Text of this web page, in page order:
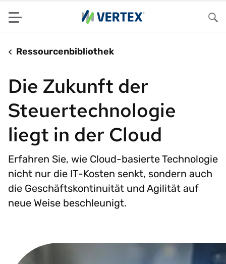
Menu
Ressourcenbibliothek
Die Zukunft der
Steuertechnologie
liegt in der Cloud
Erfahren Sie, wie Cloud-basierte Technologie
nicht nur die IT-Kosten senkt, sondern auch
die Geschäftskontinuität und Agilität auf
neue Weise beschleunigt.